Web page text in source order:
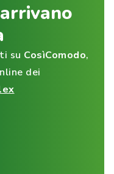
su CosìComodo,
dei